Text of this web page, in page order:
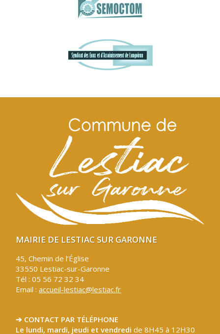
MAIRIE DE LESTIAC SUR GARONNE
45, Chemin de l’Église
33550 Lestiac-sur-Garonne
Tél : 05 56 72 32 34
Email :accueil-lestiac@lestiac.fr
➔ CONTACT PAR TÉLÉPHONE
Le lundi, mardi, jeudi et vendredide 8H45 à 12H30